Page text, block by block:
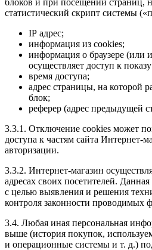
статистический скрипт системы
IP адрес;
информация из cookies;
информация о браузере (или
осуществляет доступ к
время доступа;
адрес страницы, на которой
блок;
реферер (адрес предыдущей
3.3.1. Отключение cookies может
доступа к частям сайта Интернет-
авторизации.
3.3.2. Интернет-магазин
адресах своих посетителей.
с целью выявления и решения
контроля законности проводимых
3.4. Любая иная персональная
выше (история покупок,
и операционные системы и т. д.)